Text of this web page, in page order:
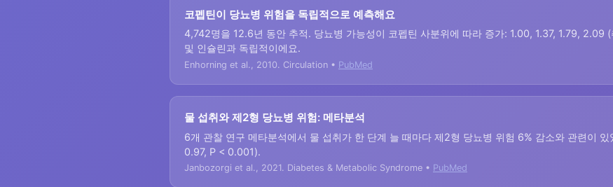
코펩틴이 당뇨병 위험을 독립적으로 예측해요
4,742명을 12.6년 동안 추적. 당뇨병 가능성이 코펩틴 사분위에 따라 증가: 1.00, 1.37, 1.79, 2.09
및 인슐린과 독립적이에요.
Enhorning et al., 2010. Circulation • PubMed
물 섭취와 제2형 당뇨병 위험: 메타분석
6개 관찰 연구 메타분석에서 물 섭취가 한 단계 늘 때마다 제2형 당뇨병 위험 6% 감소와 관련이
0.97, P < 0.001).
Janbozorgi et al., 2021. Diabetes & Metabolic Syndrome • PubMed